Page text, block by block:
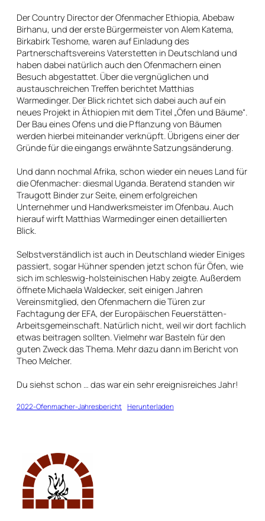
Der Country Director der Ofenmacher Ethiopia, Abebaw
Birhanu, und der erste Bürgermeister von Alem Katema,
Birkabirk Teshome, waren auf Einladung des
Partnerschaftsvereins Vaterstetten in Deutschland und
haben dabei natürlich auch den Ofenmachern einen
Besuch abgestattet. Über die vergnüglichen und
austauschreichen Treffen berichtet Matthias
Warmedinger. Der Blick richtet sich dabei auch auf ein
neues Projekt in Äthiopien mit dem Titel „Öfen und Bäume“.
Der Bau eines Ofens und die Pflanzung von Bäumen
werden hierbei miteinander verknüpft. Übrigens einer der
Gründe für die eingangs erwähnte Satzungsänderung.
Und dann nochmal Afrika, schon wieder ein neues Land für
die Ofenmacher: diesmal Uganda. Beratend standen wir
Traugott Binder zur Seite, einem erfolgreichen
Unternehmer und Handwerksmeister im Ofenbau. Auch
hierauf wirft Matthias Warmedinger einen detaillierten
Blick.
Selbstverständlich ist auch in Deutschland wieder Einiges
passiert, sogar Hühner spenden jetzt schon für Öfen, wie
sich im schleswig-holsteinischen Haby zeigte. Außerdem
öffnete Michaela Waldecker, seit einigen Jahren
Vereinsmitglied, den Ofenmachern die Türen zur
Fachtagung der EFA, der Europäischen Feuerstätten-
Arbeitsgemeinschaft. Natürlich nicht, weil wir dort fachlich
etwas beitragen sollten. Vielmehr war Basteln für den
guten Zweck das Thema. Mehr dazu dann im Bericht von
Theo Melcher.
Du siehst schon … das war ein sehr ereignisreiches Jahr!
2022-Ofenmacher-Jahresbericht Herunterladen